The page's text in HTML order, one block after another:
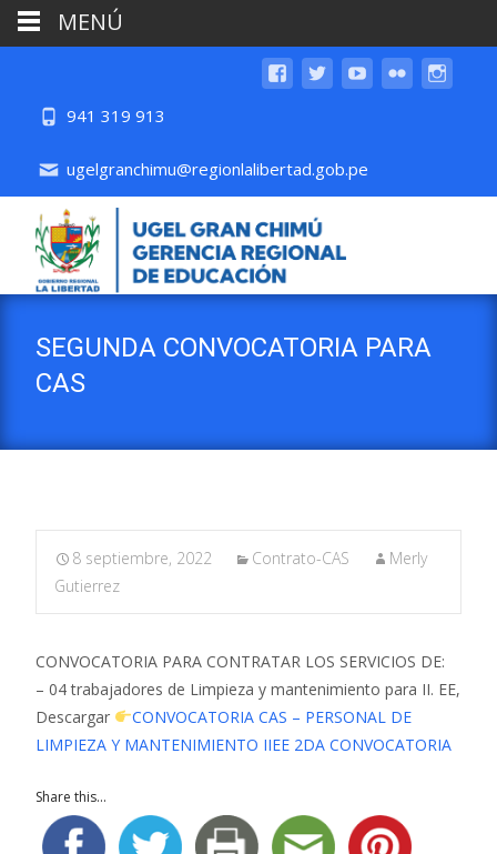
941 319 913
ugelgranchimu@regionlalibertad.gob.pe
SEGUNDA CONVOCATORIA PARA
CAS
8 septiembre, 2022 Contrato-CAS
Merly
Gutierrez
CONVOCATORIA PARA CONTRATAR LOS SERVICIOS DE:
– 04 trabajadores de Limpieza y mantenimiento para II. EE,
Descargar
CONVOCATORIA CAS – PERSONAL DE
LIMPIEZA Y MANTENIMIENTO IIEE 2DA CONVOCATORIA
Share this...
MENÚ